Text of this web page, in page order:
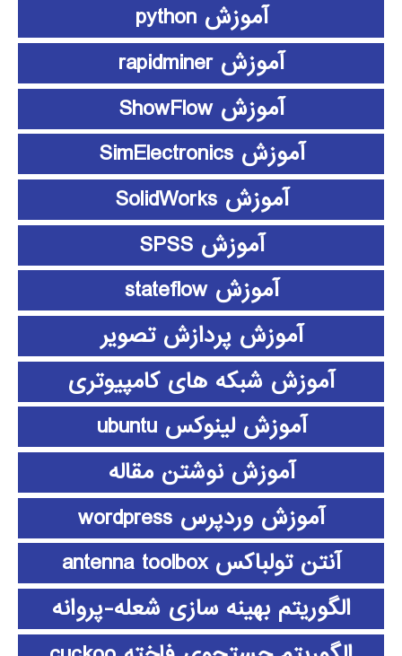
آموزش python
آموزش rapidminer
آموزش ShowFlow
آموزش SimElectronics
آموزش SolidWorks
آموزش SPSS
آموزش stateflow
آموزش پردازش تصویر
آموزش شبکه های کامپیوتری
آموزش لینوکس ubuntu
آموزش نوشتن مقاله
آموزش وردپرس wordpress
آنتن تولباکس antenna toolbox
الگوریتم بهینه سازی شعله-پروانه